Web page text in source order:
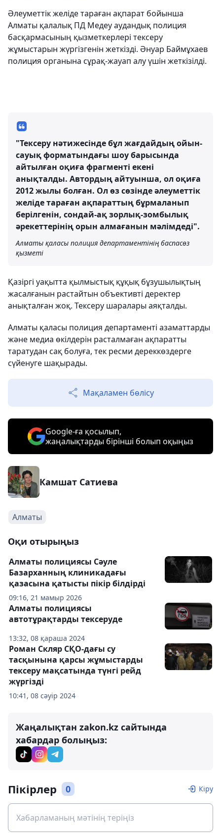
Әлеуметтік желіде тараған ақпарат бойынша
Алматы қалалық ПД Медеу аудандық полиция
басқармасының қызметкерлері тексеру
жұмыстарын жүргізгенін жеткізді. Әнуар Баймұхаев
полиция органына сұрақ-жауап алу үшін жеткізілді.
"Тексеру нәтижесінде бұл жағдайдың ойын-
сауық форматындағы шоу барысында
айтылған оқиға фрагменті екені
анықталды. Автордың айтуынша, ол оқиға
2012 жылы болған. Ол өз сөзінде әлеуметтік
желіде тараған ақпараттың бұрмаланып
берілгенін, сондай-ақ зорлық-зомбылық
әрекеттерінің орын алмағанын мәлімдеді".
Алматы қаласы полиция департаментінің баспасөз
қызметі
Қазіргі уақытта қылмыстық құқық бұзушылықтың
жасалғанын растайтын объективті деректер
анықталған жоқ. Тексеру шаралары аяқталды.
Алматы қаласы полиция департаменті азаматтарды
және медиа өкілдерін расталмаған ақпаратты
таратудан сақ болуға, тек ресми дереккөздерге
сүйенуге шақырады.
Мақаламен бөлісу
Google-ға қосылып,
жаңалықтарды бірінші болып оқыңыз
Камшат Сатиева
Алматы
Оқи отырыңыз
09:16, 21 мамыр 2026
Алматы полициясы Сәуле
Базарханның клиникадағы
қазасына қатысты пікір білдірді
13:32, 08 қараша 2024
Алматы полициясы
автотұрақтарды тексеруде
10:41, 08 сәуір 2024
Роман Скляр СҚО-дағы су
тасқынына қарсы жұмыстарды
тексеру мақсатында түнгі рейд
жүргізді
Жаңалықтан zakon.kz сайтында
хабардар болыңыз:
Пікірлер 0 Кіру